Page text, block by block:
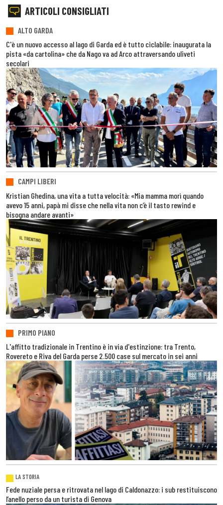
ARTICOLI CONSIGLIATI
ALTO GARDA
C'è un nuovo accesso al lago di Garda ed è tutto ciclabile: inaugurata la
pista «da cartolina» che da Nago va ad Arco attraversando uliveti
secolari
CAMPI LIBERI
Kristian Ghedina, una vita a tutta velocità: «Mia mamma morì quando
avevo 15 anni, papà mi disse che nella vita non c’è il tasto rewind e
bisogna andare avanti»
PRIMO PIANO
L'affitto tradizionale in Trentino è in via d'estinzione: tra Trento,
Rovereto e Riva del Garda perse 2.500 case sul mercato in sei anni
LA STORIA
Fede nuziale persa e ritrovata nel lago di Caldonazzo: i sub restituiscono
l’anello perso da un turista di Genova